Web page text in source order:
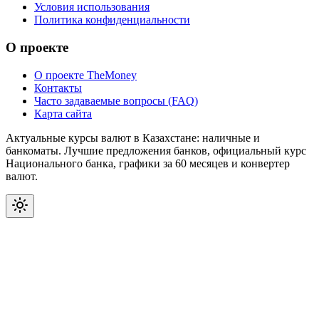
Условия использования
Политика конфиденциальности
О проекте
О проекте TheMoney
Контакты
Часто задаваемые вопросы (FAQ)
Карта сайта
Актуальные курсы валют в Казахстане: наличные и
банкоматы. Лучшие предложения банков, официальный курс
Национального банка, графики за 60 месяцев и конвертер
валют.